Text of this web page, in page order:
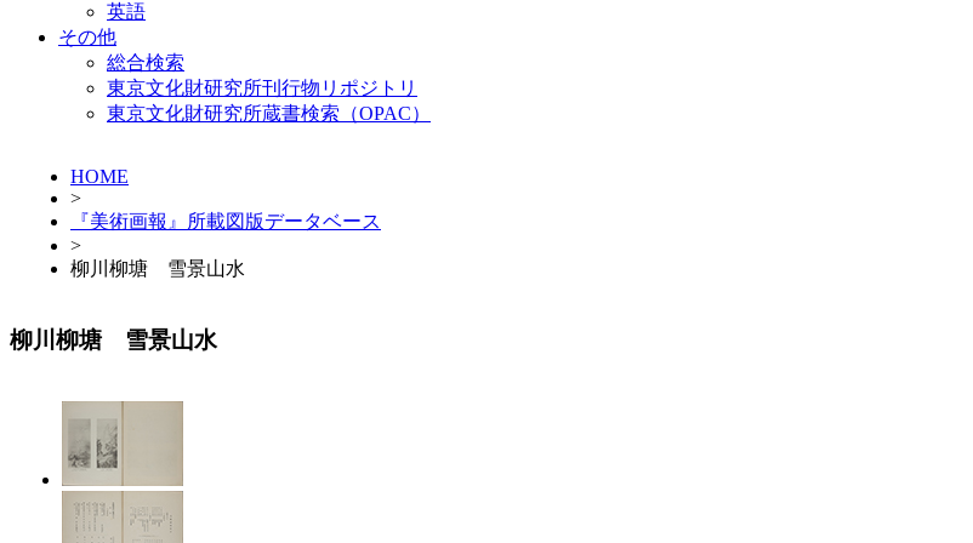
英語
その他
総合検索
東京文化財研究所刊行物リポジトリ
東京文化財研究所蔵書検索（OPAC）
HOME
>
『美術画報』所載図版データベース
>
柳川柳塘 雪景山水
柳川柳塘 雪景山水